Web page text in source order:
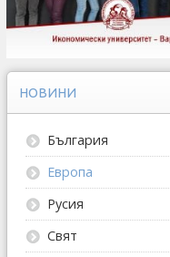
НОВИНИ
България
Европа
Русия
Свят